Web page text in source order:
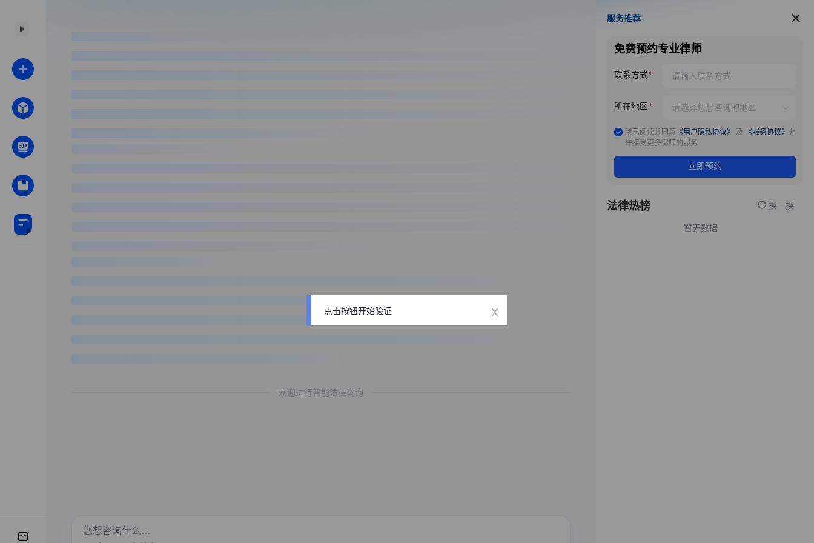
欢迎进行智能法律咨询
服务推荐
服务推荐
免费预约专业律师
联系方式
所在地区
我已阅读并同意 《用户隐私协议》 及 《服务协议》 允
许接受更多律师的服务
立即预约
法律热榜 换一换
暂无数据
点击按钮开始验证 x